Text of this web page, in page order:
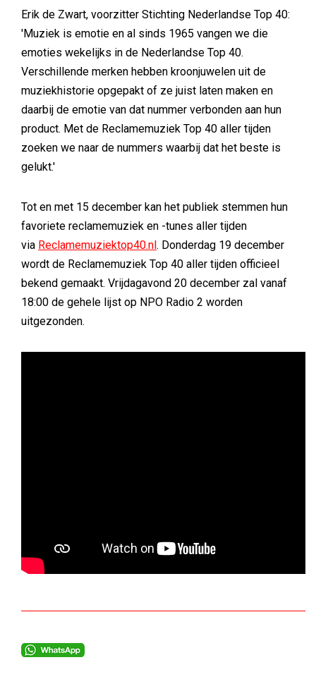
Erik de Zwart, voorzitter Stichting Nederlandse Top 40:
'Muziek is emotie en al sinds 1965 vangen we die
emoties wekelijks in de Nederlandse Top 40.
Verschillende merken hebben kroonjuwelen uit de
muziekhistorie opgepakt of ze juist laten maken en
daarbij de emotie van dat nummer verbonden aan hun
product. Met de Reclamemuziek Top 40 aller tijden
zoeken we naar de nummers waarbij dat het beste is
gelukt.'
Tot en met 15 december kan het publiek stemmen hun
favoriete reclamemuziek en -tunes aller tijden
via Reclamemuziektop40.nl. Donderdag 19 december
wordt de Reclamemuziek Top 40 aller tijden officieel
bekend gemaakt. Vrijdagavond 20 december zal vanaf
18:00 de gehele lijst op NPO Radio 2 worden
uitgezonden.